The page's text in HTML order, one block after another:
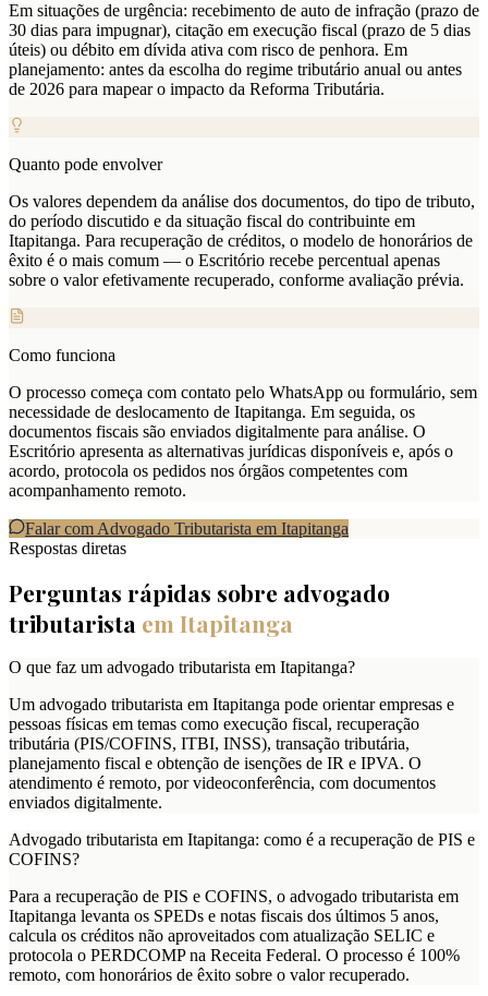
Em situações de urgência: recebimento de auto de infração (prazo de
30 dias para impugnar), citação em execução fiscal (prazo de 5 dias
úteis) ou débito em dívida ativa com risco de penhora. Em
planejamento: antes da escolha do regime tributário anual ou antes
de 2026 para mapear o impacto da Reforma Tributária.
Quanto pode envolver
Os valores dependem da análise dos documentos, do tipo de tributo,
do período discutido e da situação fiscal do contribuinte em
Itapitanga. Para recuperação de créditos, o modelo de honorários de
êxito é o mais comum — o Escritório recebe percentual apenas
sobre o valor efetivamente recuperado, conforme avaliação prévia.
Como funciona
O processo começa com contato pelo WhatsApp ou formulário, sem
necessidade de deslocamento de Itapitanga. Em seguida, os
documentos fiscais são enviados digitalmente para análise. O
Escritório apresenta as alternativas jurídicas disponíveis e, após o
acordo, protocola os pedidos nos órgãos competentes com
acompanhamento remoto.
Falar com Advogado Tributarista em Itapitanga
Respostas diretas
Perguntas rápidas sobre advogado
tributarista em Itapitanga
O que faz um advogado tributarista em Itapitanga?
Um advogado tributarista em Itapitanga pode orientar empresas e
pessoas físicas em temas como execução fiscal, recuperação
tributária (PIS/COFINS, ITBI, INSS), transação tributária,
planejamento fiscal e obtenção de isenções de IR e IPVA. O
atendimento é remoto, por videoconferência, com documentos
enviados digitalmente.
Advogado tributarista em Itapitanga: como é a recuperação de PIS e
COFINS?
Para a recuperação de PIS e COFINS, o advogado tributarista em
Itapitanga levanta os SPEDs e notas fiscais dos últimos 5 anos,
calcula os créditos não aproveitados com atualização SELIC e
protocola o PERDCOMP na Receita Federal. O processo é 100%
remoto, com honorários de êxito sobre o valor recuperado.